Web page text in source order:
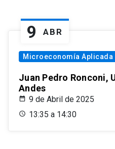
9 ABR
Microeconomía Aplicada
Juan Pedro Ronconi,
Andes
9 de Abril de 2025
13:35 a 14:30